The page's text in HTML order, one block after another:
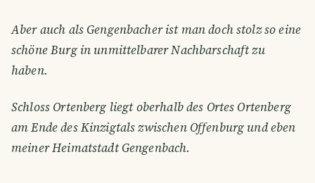
Aber auch als Gengenbacher ist man doch stolz so eine
schöne Burg in unmittelbarer Nachbarschaft zu
haben.
Schloss Ortenberg liegt oberhalb des Ortes Ortenberg
am Ende des Kinzigtals zwischen Offenburg und eben
meiner Heimatstadt Gengenbach.